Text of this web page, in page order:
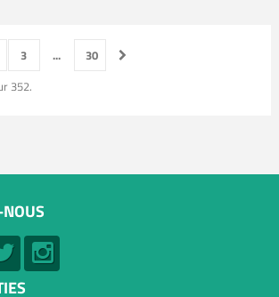
3 ...
30
352.